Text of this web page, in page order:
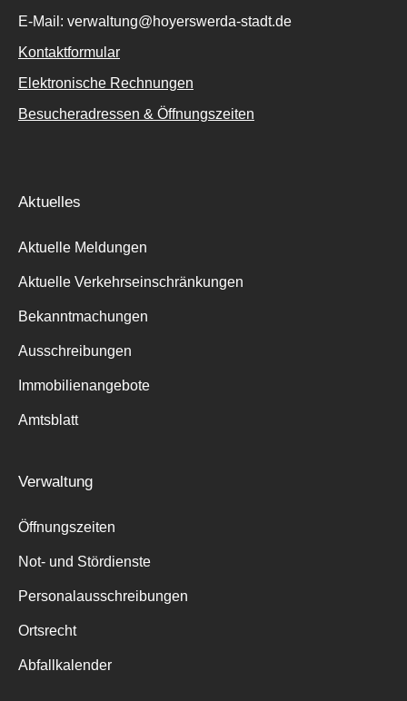
Suche
E-Mail: verwaltung@hoyerswerda-stadt.de
Kontaktformular
Elektronische Rechnungen
Besucheradressen & Öffnungszeiten
Aktuelles
Aktuelle Meldungen
Aktuelle Verkehrseinschränkungen
Bekanntmachungen
Ausschreibungen
Immobilienangebote
Amtsblatt
Verwaltung
Öffnungszeiten
Not- und Stördienste
Personalausschreibungen
Ortsrecht
Abfallkalender